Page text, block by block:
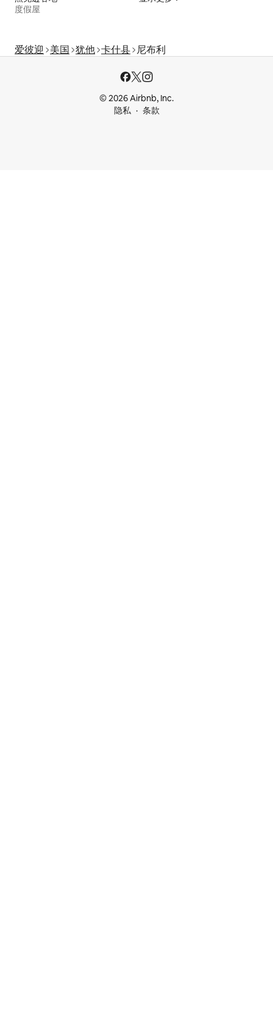
度假屋
爱彼迎 美国 犹他 卡什县 尼布利
© 2026 Airbnb, Inc.
隐私
条款